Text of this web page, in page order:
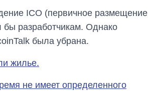
ICO (первичное размещение
бы разработчикам. Однако
была убрана.
жилье.
не имеет определенного